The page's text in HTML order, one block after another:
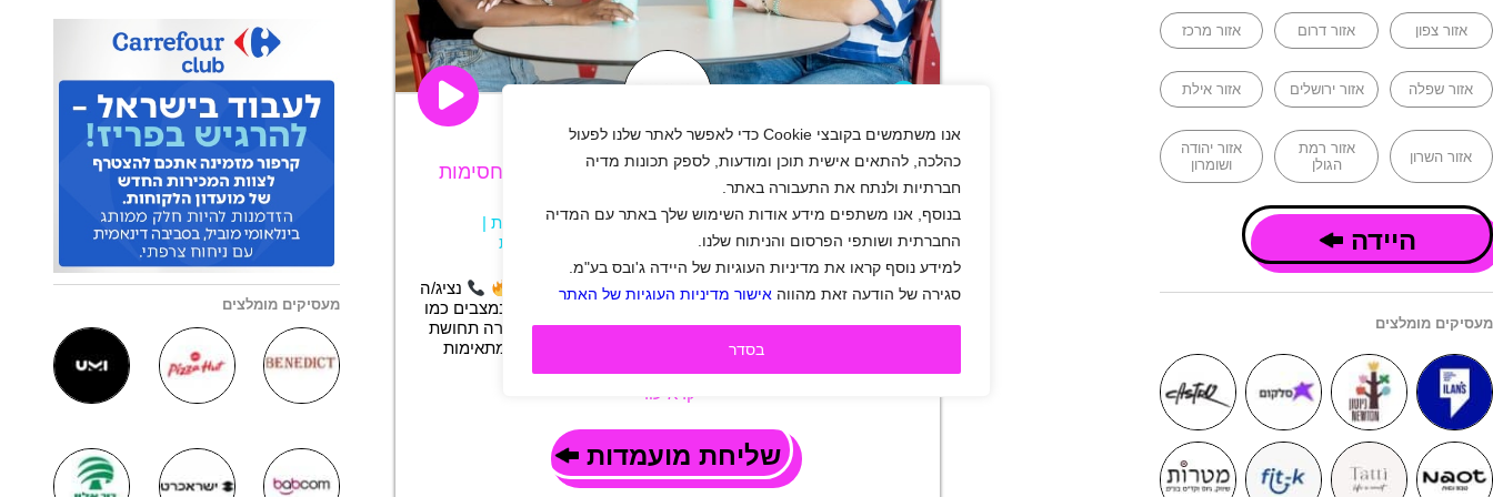
אנו משתמשים בקובצי Cookie כדי לאפשר לאתר שלנו לפעול
כהלכה, להתאים אישית תוכן ומודעות, לספק תכונות מדיה
חברתיות ולנתח את התעבורה באתר.
בנוסף, אנו משתפים מידע אודות השימוש שלך באתר עם המדיה
החברתית ושותפי הפרסום והניתוח שלנו.
למידע נוסף קראו את מדיניות העוגיות של היידה ג'ובס בע"מ.
סגירה של הודעה זאת מהווה אישור מדיניות העוגיות של האתר
בסדר
אזור צפון אזור דרום אזור מרכז
אזור שפלה אזור ירושלים אזור אילת
אזור השרון
אזור רמת
הגולן
אזור יהודה
ושומרון
היידה
מעסיקים מומלצים
+
נגן וידאו
מקס מחפשים נציג/ה פיננסי/ת למוקד אישורים וחסימות
בצפון מענק 7K
חיפה| סטודנטים| חיילים משוחררים|שירות לקוחות|
מוקד| בנקאות ופיננסים
משמרות
תיאור משרה
כסף, הטבות, גמישות – כל מה שחלמתם, בעבודה אחת!
נציג/ה
פיננסי/ת למוקד אישורים וחסימות ב-MAX עוזרים ללקוחות במצבים כמו
אובדן, גניבה או חסימת כרטיסי אשראי, באווירה נעימה ומשרה תחושת
מה מחכה לכם?
משמרות גמישות שמתאימות
קרא עוד
שליחת מועמדות
מעסיקים מומלצים